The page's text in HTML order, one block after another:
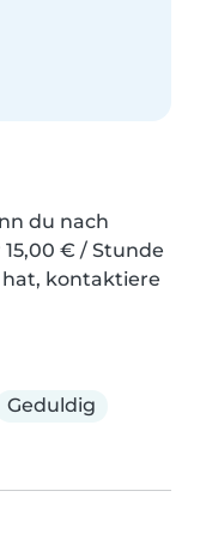
du nach
€ / Stunde
hat, kontaktiere
Geduldig